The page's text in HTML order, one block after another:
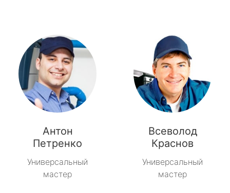
Антон
Петренко
Универсальный
мастер
Всеволод
Краснов
Универсальный
мастер